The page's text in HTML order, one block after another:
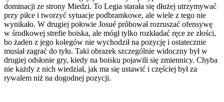
dominacji ze strony Miedzi. To Legia starała się dłużej utrzymywać
przy piłce i tworzyć sytuacje podbramkowe, ale wiele z tego nie
wynikało. W drugiej połowie Josué próbował rozruszać ofensywę
w środkowej strefie boiska, ale mógł tylko rozkładać ręce ze złości,
bo żaden z jego kolegów nie wychodził na pozycję i ostatecznie
musiał zagrać do tyłu. Taki obrazek szczególnie widoczny był w
drugiej odsłonie gry, kiedy na boisku pojawili się zmiennicy. Chyba
nie każdy z nich wiedział, jak ma się ustawić i częściej był za
rywalem niż na dogodnej pozycji.